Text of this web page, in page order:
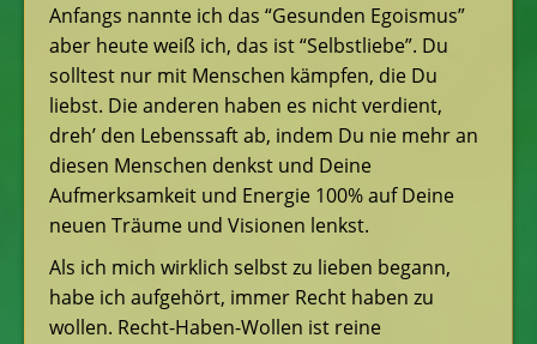
Anfangs nannte ich das “Gesunden Egoismus”
aber heute weiß ich, das ist “Selbstliebe”. Du
solltest nur mit Menschen kämpfen, die Du
liebst. Die anderen haben es nicht verdient,
dreh’ den Lebenssaft ab, indem Du nie mehr an
diesen Menschen denkst und Deine
Aufmerksamkeit und Energie 100% auf Deine
neuen Träume und Visionen lenkst.
Als ich mich wirklich selbst zu lieben begann,
habe ich aufgehört, immer Recht haben zu
wollen. Recht-Haben-Wollen ist reine